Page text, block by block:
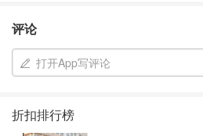
评论
打开App写评论
折扣排行榜